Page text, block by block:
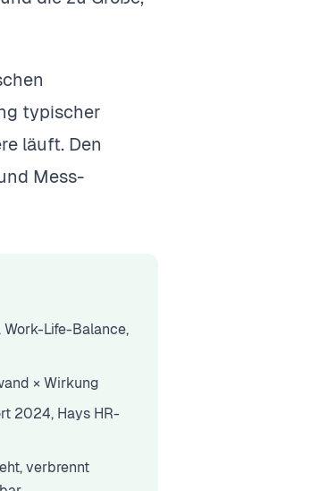
typischer
läuft. Den
Mess-
Life-Balance,
× Wirkung
2024, Hays HR-
verbrennt